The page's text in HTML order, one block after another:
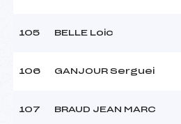
105 BELLE Loic
106 GANJOUR Serguei
107 BRAUD JEAN MARC